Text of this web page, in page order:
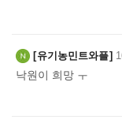
유기농민트와플
낙원이 희망 ㅜ